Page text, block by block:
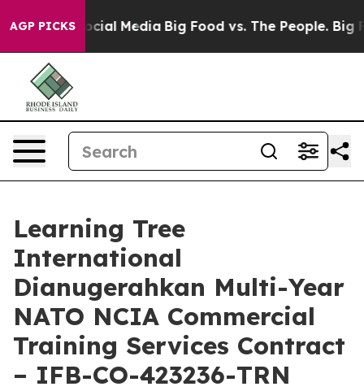
AGP PICKS
on Social Media Big Food vs. The People. Big
Learning Tree
International
Dianugerahkan Multi-Year
NATO NCIA Commercial
Training Services Contract
– IFB-CO-423236-TRN